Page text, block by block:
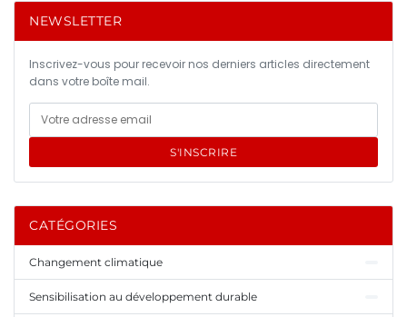
NEWSLETTER
Inscrivez-vous pour recevoir nos derniers articles directement
dans votre boîte mail.
S'INSCRIRE
CATÉGORIES
Changement climatique
Sensibilisation au développement durable